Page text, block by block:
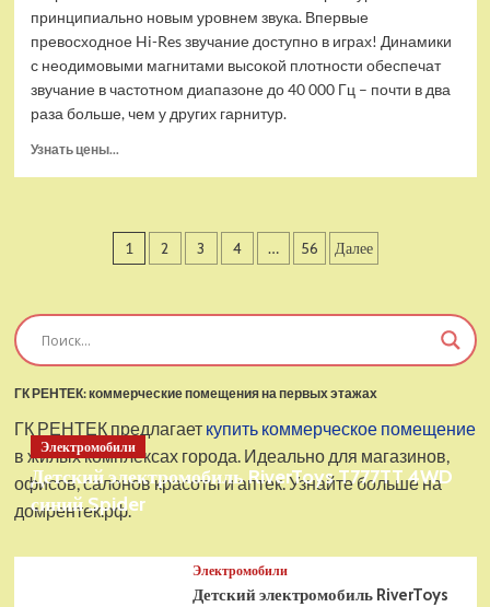
принципиально новым уровнем звука. Впервые
превосходное Hi-Res звучание доступно в играх! Динамики
с неодимовыми магнитами высокой плотности обеспечат
звучание в частотном диапазоне до 40 000 Гц – почти в два
раза больше, чем у других гарнитур.
Узнать цены...
наушники
Arctis
Пагинация
1 2 3 4 … 56 Далее
ГК РЕНТЕК: коммерческие помещения на первых этажах
ГК РЕНТЕК предлагает купить коммерческое помещение
в жилых комплексах города. Идеально для магазинов,
офисов, салонов красоты и аптек. Узнайте больше на
домрентек.рф.
Электромобили
Детский электромобиль RiverToys T777TT 4WD
синий Spider
Электромобили
Детский электромобиль RiverToys